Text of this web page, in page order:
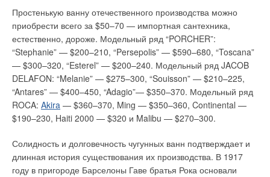
Простенькую ванну отечественного производства можно
приобрести всего за $50–70 — импортная сантехника,
естественно, дороже. Модельный ряд “PORCHER”:
“Stephanie” — $200–210, “Persepolis” — $590–680, “Toscana”
— $300–320, “Esterel” — $200–240. Модельный ряд JACOB
DELAFON: “Melanie” — $275–300, “Souisson” — $210–225,
“Antares” — $400–450, “Adagio”— $350–370. Модельный ряд
ROCA: Akira — $360–370, Ming — $350–360, Continental —
$190–230, Haiti 2000 — $320 и Malibu — $270–300.
Солидность и долговечность чугунных ванн подтверждает и
длинная история существования их производства. В 1917
году в пригороде Барселоны Гаве братья Рока основали
потребности в горячей воде даже при одновременном
включении двух смесителей. Колонки большей мощности не
всегда остаются востребованными, поэтому зарубежные
производители, ранее выпускавшие колонки большей
мощности, постепенно от них отказываются. Колонки
меньшей мощности, до 17 кВт, хватает для комфортного
пользования одновременно только одной водоразборной
точкой.
Ограничение по одновременному пользованию сразу
несколькими водоразборными точками связано с
количеством воды, которую прибор может прогреть в
процессе ее протекания через нагревающую систему.
оборудуются либо встроенной атмосферной горелкой
(поступление воздуха для горения газа за счет естественной
тяги в дымовой трубе), либо выносной горелкой
(принудительное создание газовоздушной смеси).
Разница в конструкции котла при этом существенная, что
связано с технологическим принципом устройства топочной
камеры. Необходимо отметить, что почти все импортные
котлы рассчитаны на номинальное давление газа не менее
20–25 мбар, чего практически никогда не бывает в наших
газовых сетях низкого давления. Опыт эксплуатации
показывает, что котлы с атмосферной горелкой достаточно
устойчиво работают при снижении давления до 12–14 мбар,